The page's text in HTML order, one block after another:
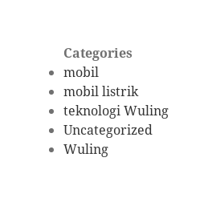
Categories
mobil
mobil listrik
teknologi Wuling
Uncategorized
Wuling